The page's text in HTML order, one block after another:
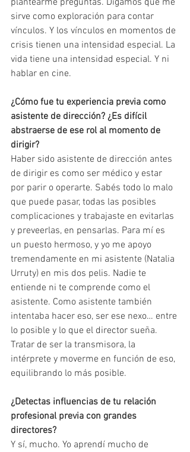
sirve como exploración para contar
vínculos. Y los vínculos en momentos de
crisis tienen una intensidad especial. La
vida tiene una intensidad especial. Y ni
hablar en cine.
¿Cómo fue tu experiencia previa como
asistente de dirección? ¿Es difícil
abstraerse de ese rol al momento de
dirigir?
Haber sido asistente de dirección antes
de dirigir es como ser médico y estar
por parir o operarte. Sabés todo lo malo
que puede pasar, todas las posibles
complicaciones y trabajaste en evitarlas
y preveerlas, en pensarlas. Para mí es
un puesto hermoso, y yo me apoyo
tremendamente en mi asistente (Natalia
Urruty) en mis dos pelis. Nadie te
entiende ni te comprende como el
asistente. Como asistente también
intentaba hacer eso, ser ese nexo… entre
lo posible y lo que el director sueña.
Tratar de ser la transmisora, la
intérprete y moverme en función de eso,
equilibrando lo más posible.
¿Detectas influencias de tu relación
profesional previa con grandes
directores?
Y sí, mucho. Yo aprendí mucho de